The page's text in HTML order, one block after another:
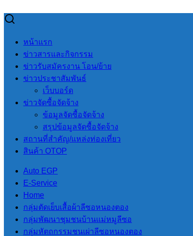
Skip
contentหน้าแรก
ข่าวสารและกิจกรรม
ข่าวรับสมัครงาน โอน/ย้าย
ข่าวประชาสัมพันธ์
เว็บบอร์ด
ข่าวจัดซื้อจัดจ้าง
ข้อมูลจัดซื้อจัดจ้าง
สรุปข้อมูลจัดซื้อจัดจ้าง
สถานที่สําคัญ/แหล่งท่องเที่ยว
สินค้า OTOP
Auto EGP
E-Service
Home
กลุ่มตัดเย็บเสื้อผ้าลีซอหนองตอง
กลุ่มพัฒนาชุมชนบ้านแม่หมูลีซอ
กลุ่มหัตถกรรมชนเผ่าลีซอหนองตอง
หมู่ที่ 4 บ้านหนองผาจ้ำ
หมู่ที่ 4 บ้านหนองผาจ้ำ
4.หนองผาจ้ำ ดาวน์โหลด